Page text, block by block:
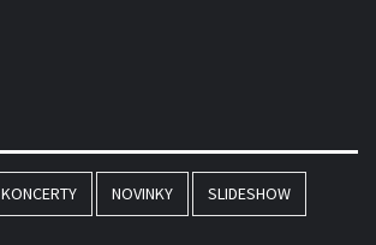
KONCERTY NOVINKY SLIDESHOW